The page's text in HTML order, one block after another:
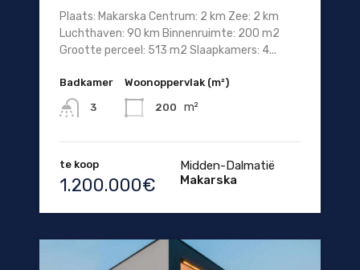
Plaats: Makarska Centrum: 2 km Zee: 2 km
Luchthaven: 90 km Binnenruimte: 200 m2
Grootte perceel: 513 m2 Slaapkamers: 4...
Badkamer
3
Woonoppervlak (m²)
200 m²
te koop
1.200.000€
Midden-Dalmatië
Makarska